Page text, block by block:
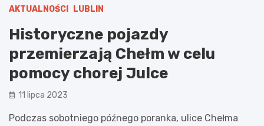
AKTUALNOŚCI LUBLIN
Historyczne pojazdy
przemierzają Chełm w celu
pomocy chorej Julce
11 lipca 2023
Podczas sobotniego późnego poranka, ulice Chełma